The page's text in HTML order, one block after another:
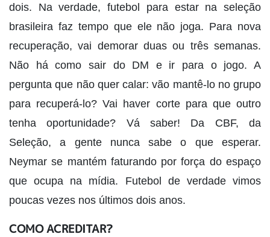
dois. Na verdade, futebol para estar na seleção
brasileira faz tempo que ele não joga. Para nova
recuperação, vai demorar duas ou três semanas.
Não há como sair do DM e ir para o jogo. A
pergunta que não quer calar: vão mantê-lo no grupo
para recuperá-lo? Vai haver corte para que outro
tenha oportunidade? Vá saber! Da CBF, da
Seleção, a gente nunca sabe o que esperar.
Neymar se mantém faturando por força do espaço
que ocupa na mídia. Futebol de verdade vimos
poucas vezes nos últimos dois anos.
COMO ACREDITAR?